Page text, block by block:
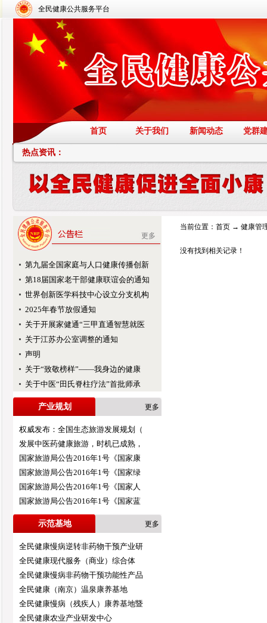
全民健康公共服务平台
首页 关于我们 新闻动态 党群
热点资讯：
更多
第九届全国家庭与人口健康传播创新
第18届国家老干部健康联谊会的通知
世界创新医学科技中心设立分支机构
2025年春节放假通知
关于开展家健通“三甲直通智慧就医
关于江苏办公室调整的通知
声明
关于“致敬榜样”——我身边的健康
关于中医“田氏脊柱疗法”首批师承
产业规划 更多
权威发布：全国生态旅游发展规划（
发展中医药健康旅游，时机已成熟，
国家旅游局公告2016年1号《国家康
国家旅游局公告2016年1号《国家绿
国家旅游局公告2016年1号《国家人
国家旅游局公告2016年1号《国家蓝
示范基地 更多
全民健康慢病逆转非药物干预产业研
全民健康现代服务（商业）综合体
全民健康慢病非药物干预功能性产品
全民健康（南京）温泉康养基地
全民健康慢病（残疾人）康养基地暨
全民健康农业产业研发中心
当前位置： 首页 → 健康管
没有找到相关记录！